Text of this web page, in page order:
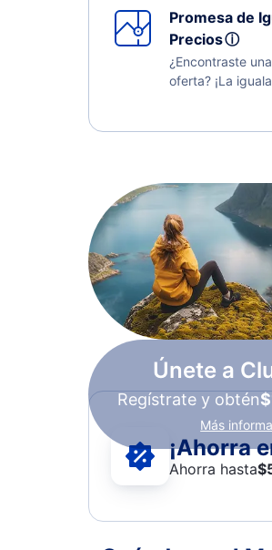
Promesa de
Preciosⓘ
¿Encontraste
oferta? ¡La
Únete a
Regístrate y obtén
Más
¡Ahorra
Ahorra hasta$